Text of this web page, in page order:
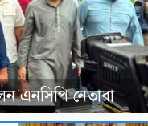
এনসিপি নেতারা